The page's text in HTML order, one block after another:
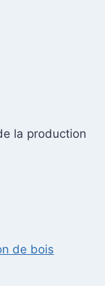
la production
de bois